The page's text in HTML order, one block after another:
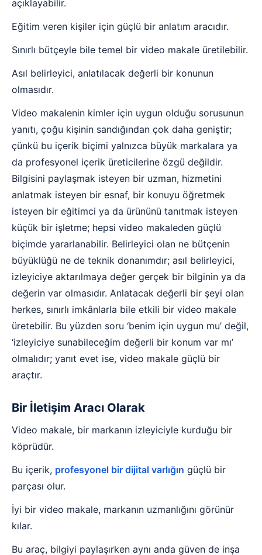
açıklayabilir.
Eğitim veren kişiler için güçlü bir anlatım aracıdır.
Sınırlı bütçeyle bile temel bir video makale üretilebilir.
Asıl belirleyici, anlatılacak değerli bir konunun
olmasıdır.
Video makalenin kimler için uygun olduğu sorusunun
yanıtı, çoğu kişinin sandığından çok daha geniştir;
çünkü bu içerik biçimi yalnızca büyük markalara ya
da profesyonel içerik üreticilerine özgü değildir.
Bilgisini paylaşmak isteyen bir uzman, hizmetini
anlatmak isteyen bir esnaf, bir konuyu öğretmek
isteyen bir eğitimci ya da ürününü tanıtmak isteyen
küçük bir işletme; hepsi video makaleden güçlü
biçimde yararlanabilir. Belirleyici olan ne bütçenin
büyüklüğü ne de teknik donanımdır; asıl belirleyici,
izleyiciye aktarılmaya değer gerçek bir bilginin ya da
değerin var olmasıdır. Anlatacak değerli bir şeyi olan
herkes, sınırlı imkânlarla bile etkili bir video makale
üretebilir. Bu yüzden soru ‘benim için uygun mu’ değil,
‘izleyiciye sunabileceğim değerli bir konum var mı’
olmalıdır; yanıt evet ise, video makale güçlü bir
araçtır.
Bir İletişim Aracı Olarak
Video makale, bir markanın izleyiciyle kurduğu bir
köprüdür.
Bu içerik, profesyonel bir dijital varlığın güçlü bir
parçası olur.
İyi bir video makale, markanın uzmanlığını görünür
kılar.
Bu araç, bilgiyi paylaşırken aynı anda güven de inşa